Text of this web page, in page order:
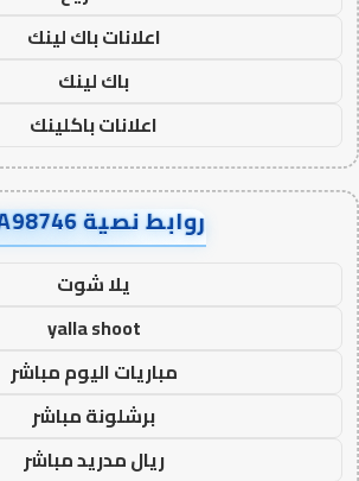
اعلانات باك لينك
باك لينك
اعلانات باكلينك
روابط نصية AA98746
يلا شوت
yalla shoot
مباريات اليوم مباشر
برشلونة مباشر
ريال مدريد مباشر